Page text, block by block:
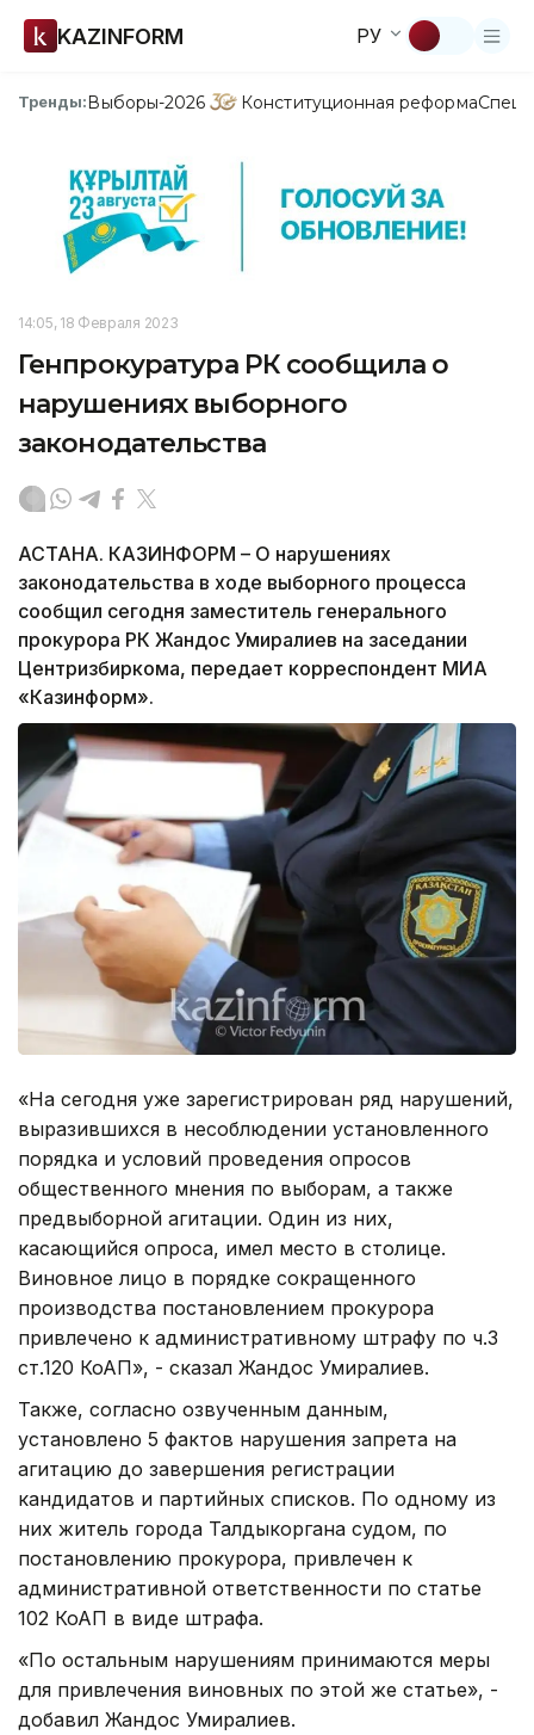
KAZINFORM РУ
Тренды:Выборы-2026 Конституционная реформа
14:05, 18 Февраля 2023
Генпрокуратура РК сообщила о
нарушениях выборного
законодательства
АСТАНА. КАЗИНФОРМ – О нарушениях
законодательства в ходе выборного процесса
сообщил сегодня заместитель генерального
прокурора РК Жандос Умиралиев на заседании
Центризбиркома, передает корреспондент МИА
«Казинформ».
«На сегодня уже зарегистрирован ряд нарушений,
выразившихся в несоблюдении установленного
порядка и условий проведения опросов
общественного мнения по выборам, а также
предвыборной агитации. Один из них,
касающийся опроса, имел место в столице.
Виновное лицо в порядке сокращенного
производства постановлением прокурора
привлечено к административному штрафу по ч.3
ст.120 КоАП», - сказал Жандос Умиралиев.
Также, согласно озвученным данным,
установлено 5 фактов нарушения запрета на
агитацию до завершения регистрации
кандидатов и партийных списков. По одному из
них житель города Талдыкоргана судом, по
постановлению прокурора, привлечен к
административной ответственности по статье
102 КоАП в виде штрафа.
«По остальным нарушениям принимаются меры
для привлечения виновных по этой же статье», -
добавил Жандос Умиралиев.